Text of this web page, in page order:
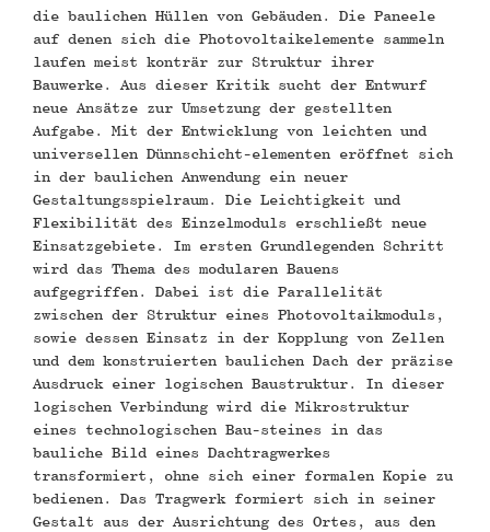
die baulichen Hüllen von Gebäuden. Die Paneele
auf denen sich die Photovoltaikelemente sammeln
laufen meist konträr zur Struktur ihrer
Bauwerke. Aus dieser Kritik sucht der Entwurf
neue Ansätze zur Umsetzung der gestellten
Aufgabe. Mit der Entwicklung von leichten und
universellen Dünnschicht-elementen eröffnet sich
in der baulichen Anwendung ein neuer
Gestaltungsspielraum. Die Leichtigkeit und
Flexibilität des Einzelmoduls erschließt neue
Einsatzgebiete. Im ersten Grundlegenden Schritt
wird das Thema des modularen Bauens
aufgegriffen. Dabei ist die Parallelität
zwischen der Struktur eines Photovoltaikmoduls,
sowie dessen Einsatz in der Kopplung von Zellen
und dem konstruierten baulichen Dach der präzise
Ausdruck einer logischen Baustruktur. In dieser
logischen Verbindung wird die Mikrostruktur
eines technologischen Bau-steines in das
bauliche Bild eines Dachtragwerkes
transformiert, ohne sich einer formalen Kopie zu
bedienen. Das Tragwerk formiert sich in seiner
Gestalt aus der Ausrichtung des Ortes, aus den